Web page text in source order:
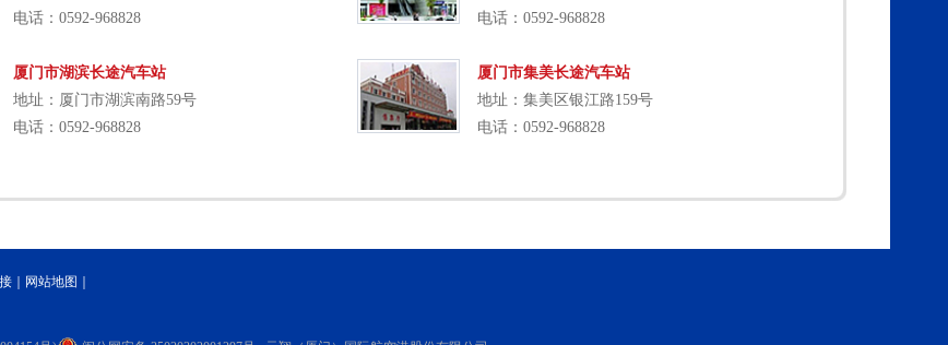
电话：0592-968828
电话：0592-968828
厦门市湖滨长途汽车站
地址：厦门市湖滨南路59号
电话：0592-968828
厦门市集美长途汽车站
地址：集美区银江路159号
电话：0592-968828
网站地图